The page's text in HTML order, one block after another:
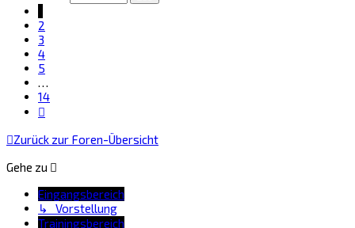
2
3
4
5
…
14
Zurück zur Foren-Übersicht
Gehe zu
Eingangsbereich
↳ Vorstellung
Trainingsbereich